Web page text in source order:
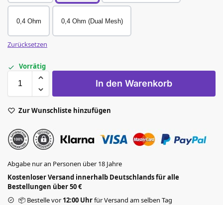
0,4 Ohm 0,4 Ohm (Dual Mesh)
Zurücksetzen
Vorrätig
In den Warenkorb
Zur Wunschliste hinzufügen
Abgabe nur an Personen über 18 Jahre
Kostenloser Versand innerhalb Deutschlands für alle
Bestellungen über 50 €
📦 Bestelle vor12:00 Uhrfür Versand am selben Tag